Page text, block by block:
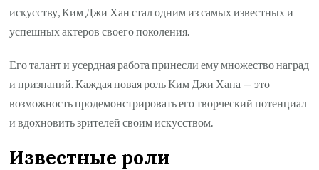
искусству, Ким Джи Хан стал одним из самых известных и
успешных актеров своего поколения.
Его талант и усердная работа принесли ему множество наград
и признаний. Каждая новая роль Ким Джи Хана — это
возможность продемонстрировать его творческий потенциал
и вдохновить зрителей своим искусством.
Известные роли